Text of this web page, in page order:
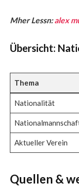
Mher Lessn:alex
Übersicht:
Thema
Nationalität
Aktueller Verein
Quellen &